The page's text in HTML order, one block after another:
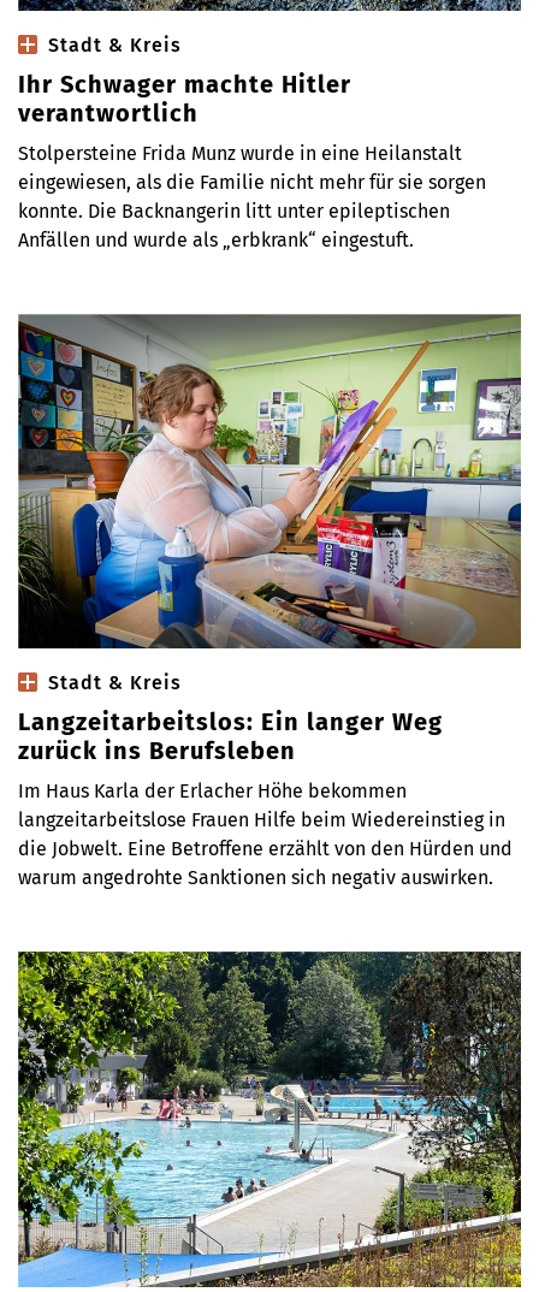
Stadt & Kreis
Ihr Schwager machte Hitler
verantwortlich
Stolpersteine Frida Munz wurde in eine Heilanstalt
eingewiesen, als die Familie nicht mehr für sie sorgen
konnte. Die Backnangerin litt unter epileptischen
Anfällen und wurde als „erbkrank“ eingestuft.
Stadt & Kreis
Langzeitarbeitslos: Ein langer Weg
zurück ins Berufsleben
Im Haus Karla der Erlacher Höhe bekommen
langzeitarbeitslose Frauen Hilfe beim Wiedereinstieg in
die Jobwelt. Eine Betroffene erzählt von den Hürden und
warum angedrohte Sanktionen sich negativ auswirken.